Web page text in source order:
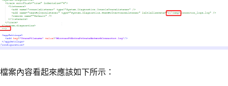
檔案內容看起來應該如下所示：